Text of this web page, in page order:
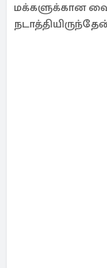
மக்களுக்கான